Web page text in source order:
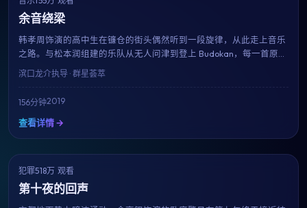
余音绕梁
韩孝周饰演的高中生在镰仓的街头偶然听到一段旋律，从此走上音乐
之路。与松本润组建的乐队从无人问津到登上 Budokan，每一首原创
歌曲都成为青春的注脚。滨口龙介用近乎纪录片的真实感，献给所有
曾为梦想固执过的人。
滨口龙介执导 · 群星荟萃
156分钟2019
查看详情 →
获奖
犯罪518万 观看
第十夜的回声